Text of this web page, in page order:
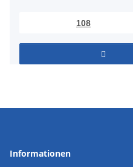
Informationen